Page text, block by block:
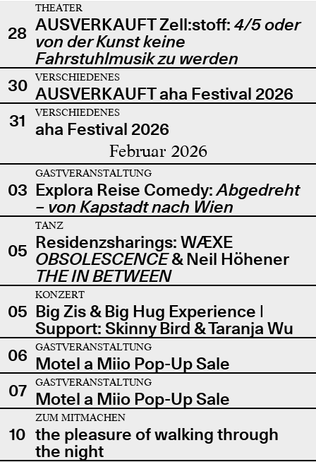
28
THEATER
AUSVERKAUFT Zell:stoff: 4/5 oder
von der Kunst keine
Fahrstuhlmusik zu werden
30
VERSCHIEDENES
AUSVERKAUFT aha Festival 2026
31
VERSCHIEDENES
aha Festival 2026
Februar 2026
03
GASTVERANSTALTUNG
Explora Reise Comedy:Abgedreht
– von Kapstadt nach Wien
05
TANZ
Residenzsharings: WÆXE
OBSOLESCENCE& Neil Höhener
THE IN BETWEEN
05
KONZERT
Big Zis & Big Hug Experience |
Support: Skinny Bird & Taranja Wu
06
GASTVERANSTALTUNG
Motel a Miio Pop-Up Sale
07
GASTVERANSTALTUNG
Motel a Miio Pop-Up Sale
10
ZUM MITMACHEN
the pleasure of walking through
the night